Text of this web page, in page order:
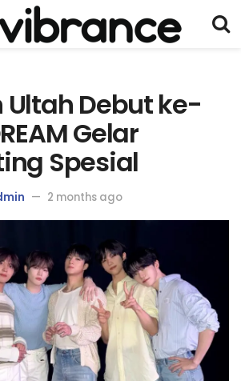
Ultah Debut ke-
Gelar
Spesial
2 months ago